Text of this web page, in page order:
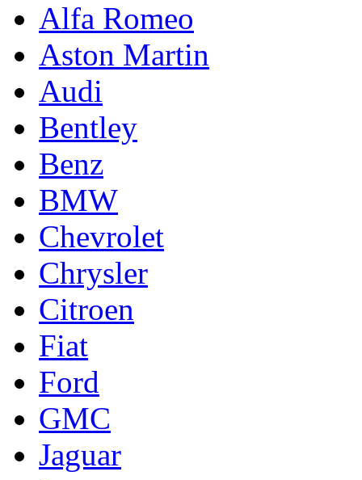
Alfa Romeo
Aston Martin
Audi
Bentley
Benz
BMW
Chevrolet
Chrysler
Citroen
Fiat
Ford
GMC
Jaguar